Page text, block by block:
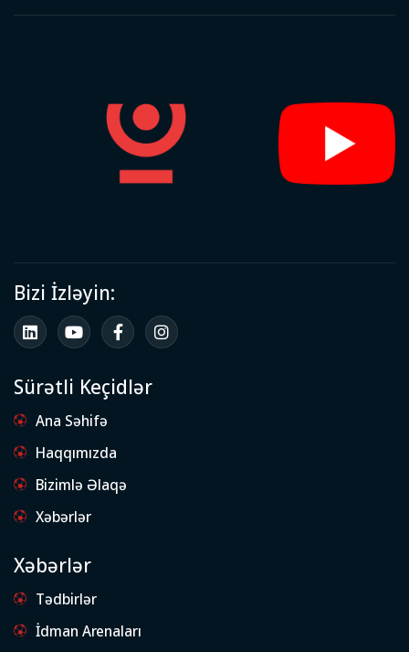
Bizi İzləyin:
Sürətli Keçidlər
Ana Səhifə
Haqqımızda
Bizimlə Əlaqə
Xəbərlər
Xəbərlər
Tədbirlər
İdman Arenaları